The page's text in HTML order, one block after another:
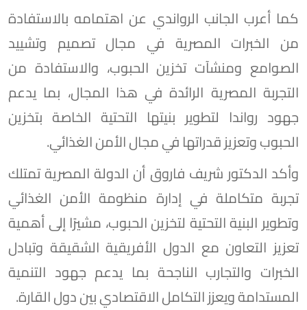
كما أعرب الجانب الرواندي عن اهتمامه بالاستفادة
من الخبرات المصرية في مجال تصميم وتشييد
الصوامع ومنشآت تخزين الحبوب، والاستفادة من
التجربة المصرية الرائدة في هذا المجال، بما يدعم
جهود رواندا لتطوير بنيتها التحتية الخاصة بتخزين
الحبوب وتعزيز قدراتها في مجال الأمن الغذائي.
وأكد الدكتور شريف فاروق أن الدولة المصرية تمتلك
تجربة متكاملة في إدارة منظومة الأمن الغذائي
وتطوير البنية التحتية لتخزين الحبوب، مشيرًا إلى أهمية
تعزيز التعاون مع الدول الأفريقية الشقيقة وتبادل
الخبرات والتجارب الناجحة بما يدعم جهود التنمية
المستدامة ويعزز التكامل الاقتصادي بين دول القارة.